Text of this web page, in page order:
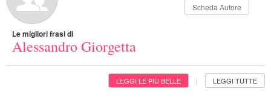
Scheda Autore
Le migliori frasi di
Alessandro Giorgetta
LEGGI LE PIÙ BELLE | LEGGI TUTTE